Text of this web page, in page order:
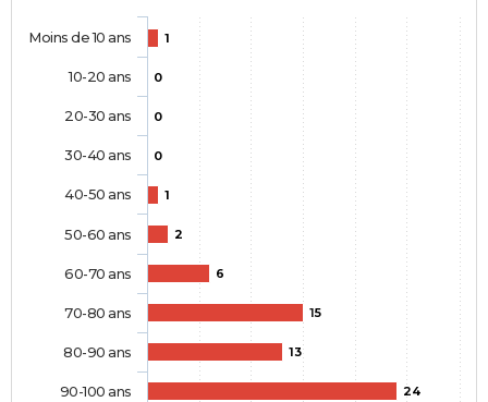
1
0
0
0
1
2
6
15
13
24
Moins de 10 ans
10-20 ans
20-30 ans
30-40 ans
40-50 ans
50-60 ans
60-70 ans
70-80 ans
80-90 ans
90-100 ans